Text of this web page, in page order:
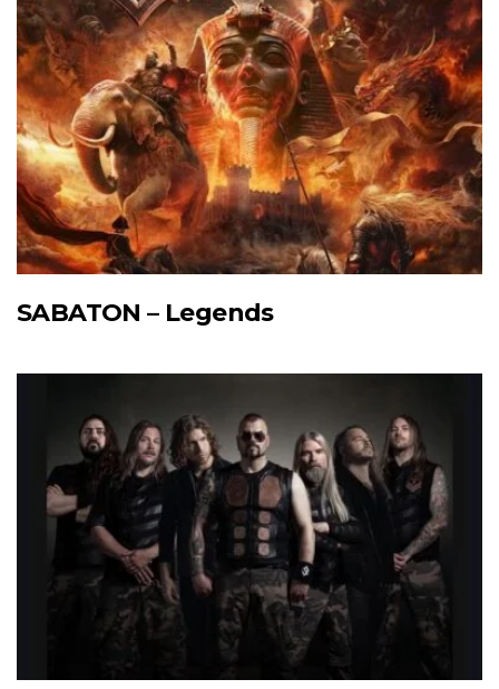
SABATON – Legends